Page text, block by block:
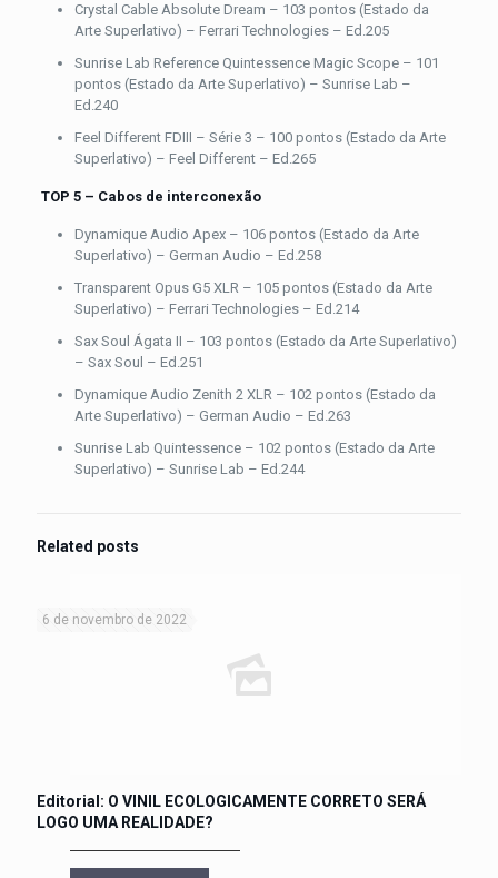
Crystal Cable Absolute Dream – 103 pontos (Estado da
Arte Superlativo) – Ferrari Technologies – Ed.205
Sunrise Lab Reference Quintessence Magic Scope – 101
pontos (Estado da Arte Superlativo) – Sunrise Lab –
Ed.240
Feel Different FDIII – Série 3 – 100 pontos (Estado da Arte
Superlativo) – Feel Different – Ed.265
TOP 5 – Cabos de interconexão
Dynamique Audio Apex – 106 pontos (Estado da Arte
Superlativo) – German Audio – Ed.258
Transparent Opus G5 XLR – 105 pontos (Estado da Arte
Superlativo) – Ferrari Technologies – Ed.214
Sax Soul Ágata II – 103 pontos (Estado da Arte Superlativo)
– Sax Soul – Ed.251
Dynamique Audio Zenith 2 XLR – 102 pontos (Estado da
Arte Superlativo) – German Audio – Ed.263
Sunrise Lab Quintessence – 102 pontos (Estado da Arte
Superlativo) – Sunrise Lab – Ed.244
Related posts
6 de novembro de 2022
Editorial: O VINIL ECOLOGICAMENTE CORRETO SERÁ
LOGO UMA REALIDADE?